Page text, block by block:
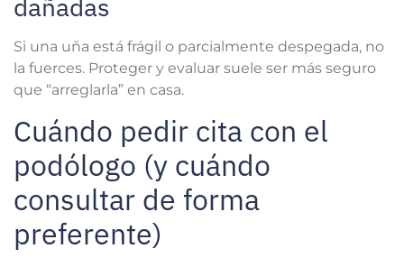
Si una uña está frágil o parcialmente despegada, no
la fuerces. Proteger y evaluar suele ser más seguro
que “arreglarla” en casa.
Cuándo pedir cita con el
podólogo (y cuándo
consultar de forma
preferente)